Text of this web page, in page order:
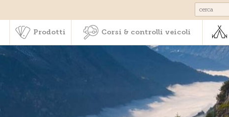
Corsi & controlli
Prodotti Corsi & controlli veicoli